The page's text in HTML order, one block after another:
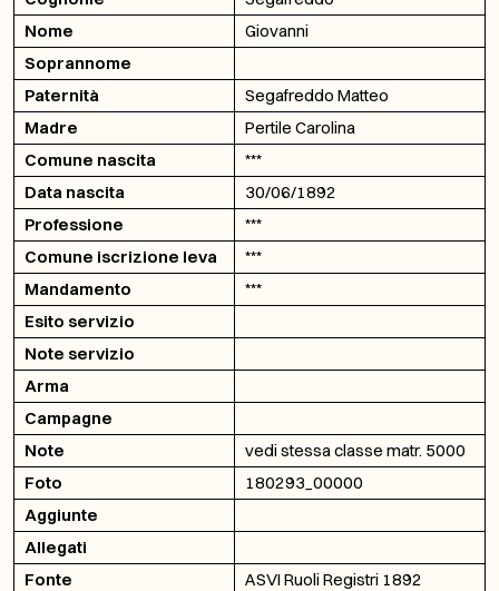
Nome
Giovanni
Soprannome
Paternità
Segafreddo Matteo
Madre
Pertile Carolina
Comune nascita
***
Data nascita
30/06/1892
Professione
***
Comune iscrizione leva
***
Mandamento
***
Esito servizio
Note servizio
Arma
Campagne
Note
vedi stessa classe matr. 5000
Foto
180293_00000
Aggiunte
Allegati
Fonte
ASVI Ruoli Registri 1892